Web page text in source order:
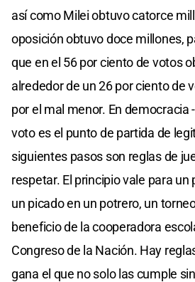
así como Milei obtuvo catorce
oposición obtuvo doce millones,
que en el 56 por ciento de votos
alrededor de un 26 por ciento de
por el mal menor. En democracia
voto es el punto de partida de
siguientes pasos son reglas de
respetar. El principio vale para un
un picado en un potrero, un
beneficio de la cooperadora
Congreso de la Nación. Hay
gana el que no solo las cumple